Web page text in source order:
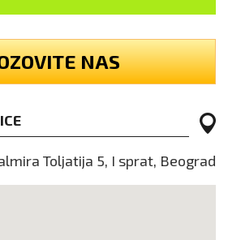
NAS
Toljatija 5, I sprat, Beograd